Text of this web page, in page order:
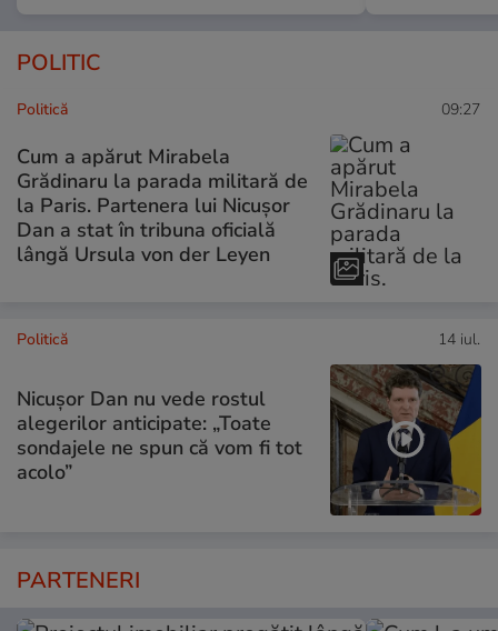
POLITIC
Politică 09:27
Cum a apărut Mirabela
Grădinaru la parada militară de
la Paris. Partenera lui Nicușor
Dan a stat în tribuna oficială
lângă Ursula von der Leyen
Politică 14 iul.
Nicușor Dan nu vede rostul
alegerilor anticipate: „Toate
sondajele ne spun că vom fi tot
acolo”
PARTENERI